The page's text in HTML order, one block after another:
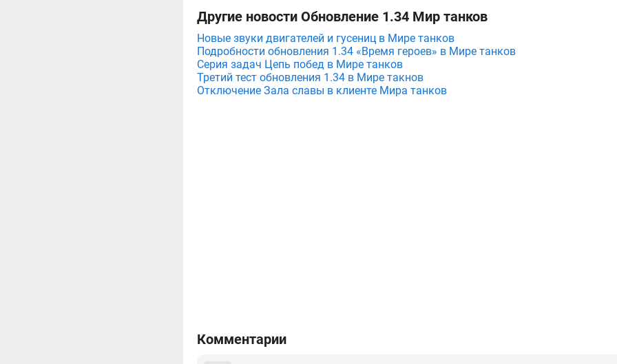
Другие новости Обновление 1.34 Мир танков
Новые звуки двигателей и гусениц в Мире танков
Подробности обновления 1.34 «Время героев» в Мире танков
Серия задач Цепь побед в Мире танков
Третий тест обновления 1.34 в Мире такнов
Отключение Зала славы в клиенте Мира танков
Комментарии